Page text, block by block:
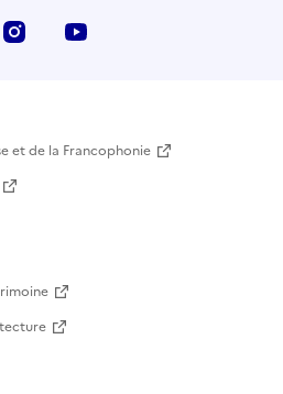
Instagram
et de la Francophonie